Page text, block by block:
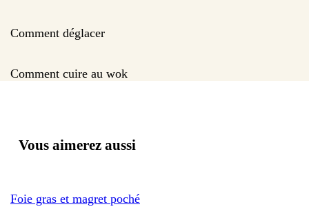
Comment déglacer
Comment cuire au wok
Vous aimerez aussi
Foie gras et magret poché